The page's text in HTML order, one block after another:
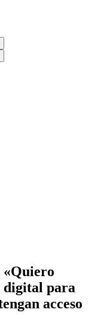
«Quiero
digital para
acceso